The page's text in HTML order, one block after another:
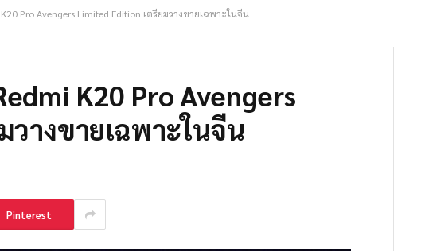
Pro Avengers Limited Edition เตรียมวางขายเฉพาะในจีน
K20 Pro Avengers
างขายเฉพาะในจีน
Pinterest